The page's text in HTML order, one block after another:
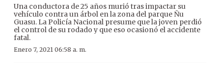
Una conductora de 25 años murió tras impactar su
vehículo contra un árbol en la zona del parque Ñu
Guasu. La Policía Nacional presume que la joven perdió
el control de su rodado y que eso ocasionó el accidente
fatal.
Enero 7, 2021 06:58 a. m.